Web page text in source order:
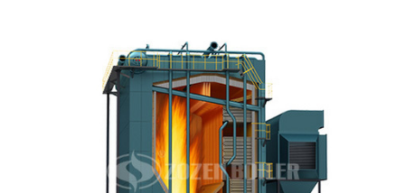
продукта: 20-75 т/ч Температура на выходе...